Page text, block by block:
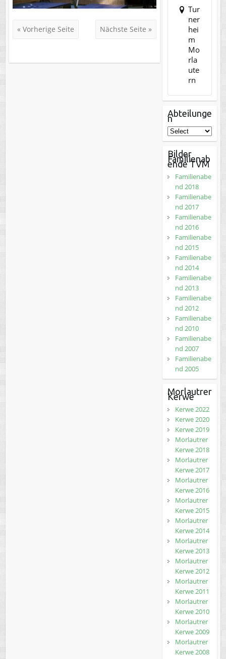
« Vorherige Seite Nächste Seite »
Tur
ner
hei
m
Mo
rla
ute
rn
Abteilunge
n
Bilder
Familienab
ende TVM
Familienabe
nd 2018
Familienabe
nd 2017
Familienabe
nd 2016
Familienabe
nd 2015
Familienabe
nd 2014
Familienabe
nd 2013
Familienabe
nd 2012
Familienabe
nd 2010
Familienabe
nd 2007
Familienabe
nd 2005
Morlautrer
Kerwe
Kerwe 2022
Kerwe 2020
Kerwe 2019
Morlautrer
Kerwe 2018
Morlautrer
Kerwe 2017
Morlautrer
Kerwe 2016
Morlautrer
Kerwe 2015
Morlautrer
Kerwe 2014
Morlautrer
Kerwe 2013
Morlautrer
Kerwe 2012
Morlautrer
Kerwe 2011
Morlautrer
Kerwe 2010
Morlautrer
Kerwe 2009
Morlautrer
Kerwe 2008